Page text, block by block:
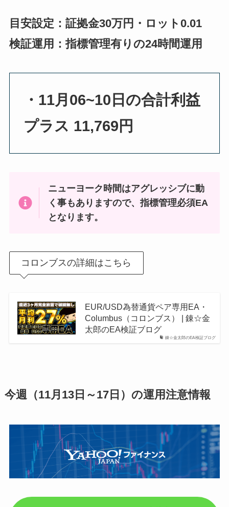
目安設定：証拠金30万円・ロット0.01
検証運用：指標管理有りの24時間運用
・11月06~10日の合計利益
プラス 11,769円
ニューヨーク時間はアグレッシブに動
く事もありますので、指標管理必須EA
となります。
コロンブスの詳細はこちら
錬☆金太郎のEA検証ブログ
EUR/USD為替通貨ペア専用EA・
Columbus（コロンブス） | 錬☆金
太郎のEA検証ブログ
今週（11月13日～17日）の運用注意情報